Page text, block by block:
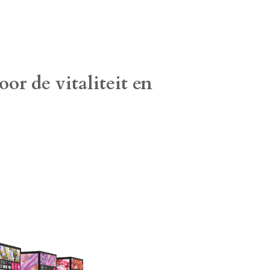
de vitaliteit en